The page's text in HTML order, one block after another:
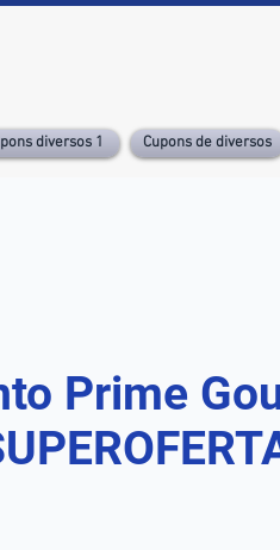
diversos 1 Cupons de diversos
Prime